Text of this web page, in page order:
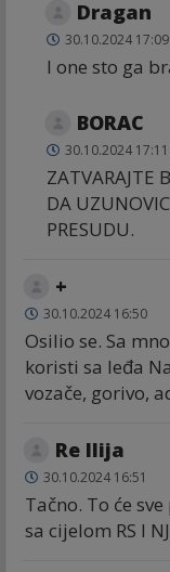
Dragan
30.10.2024 17:09
I one sto ga
BORAC
30.10.2024 17:11
ZATVARAJTE
DA
PRESUDU.
+
30.10.2024 16:50
Osilio se. Sa
koristi sa leđa
vozače, gorivo,
Re Ilija
30.10.2024 16:51
Tačno. To će
sa cijelom RS I